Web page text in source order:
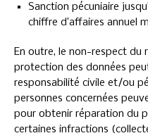
Sanction pécuniaire
chiffre d’affaires annuel
En outre, le non-respect du
protection des données
responsabilité civile et/ou
personnes concernées
pour obtenir réparation du
certaines infractions